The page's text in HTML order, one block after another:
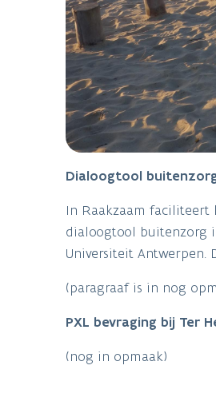
Dialoogtool
In Raakzaam faciliteert
dialoogtool buitenzorg
Universiteit Antwerpen.
(paragraaf is in nog
PXL bevraging bij Ter
(nog in opmaak)